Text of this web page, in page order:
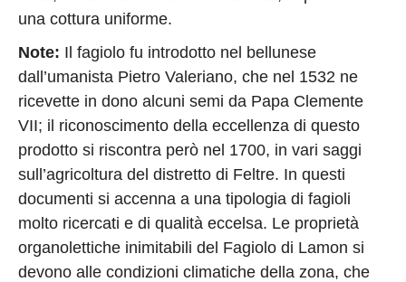
una cottura uniforme.
Note: Il fagiolo fu introdotto nel bellunese
dall’umanista Pietro Valeriano, che nel 1532 ne
ricevette in dono alcuni semi da Papa Clemente
VII; il riconoscimento della eccellenza di questo
prodotto si riscontra però nel 1700, in vari saggi
sull’agricoltura del distretto di Feltre. In questi
documenti si accenna a una tipologia di fagioli
molto ricercati e di qualità eccelsa. Le proprietà
organolettiche inimitabili del Fagiolo di Lamon si
devono alle condizioni climatiche della zona, che